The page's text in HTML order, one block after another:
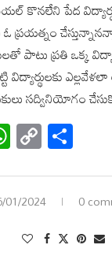
కొనలేని పేద
పాటు ప్రతి ఒక్క
విద్యార్థులకు
సద్వినియోగం
WhatsApp
Copy
Link
01/2024 0